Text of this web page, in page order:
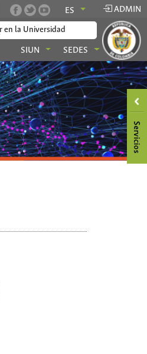
ES ADMIN
SEDES
SIUN